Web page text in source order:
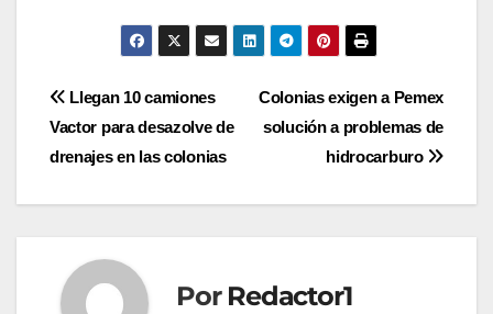
Navegación
de
entradas
Colonias exigen a Pemex
solución a problemas de
hidrocarburo
Llegan 10 camiones
Vactor para desazolve de
drenajes en las colonias
Por Redactor1